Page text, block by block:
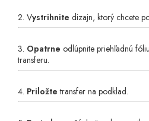
2. Vystrihnite dizajn, ktorý chcete
3. Opatrne odlúpnite priehľadnú
transferu.
4. Priložte transfer na podklad.